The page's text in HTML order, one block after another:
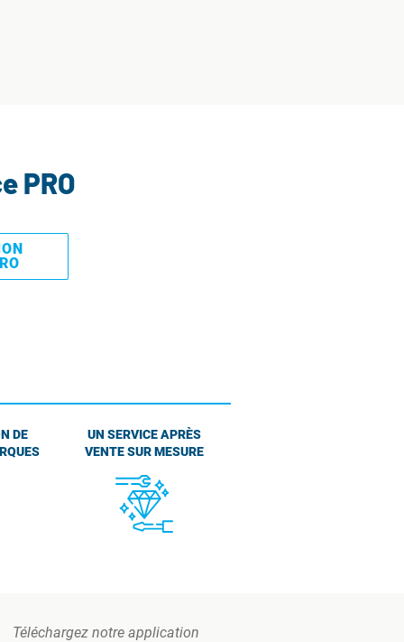
PRO
DE
UN SERVICE APRÈS
VENTE SUR MESURE
Téléchargez notre application